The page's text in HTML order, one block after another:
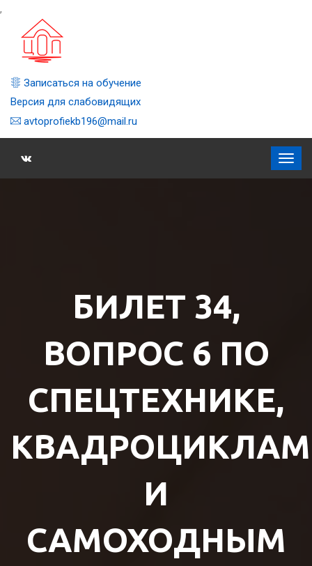
,
Записаться на обучение
Версия для слабовидящих
avtoprofiekb196@mail.ru
БИЛЕТ 34,
ВОПРОС 6 ПО
СПЕЦТЕХНИКЕ,
КВАДРОЦИКЛАМ
И
САМОХОДНЫМ